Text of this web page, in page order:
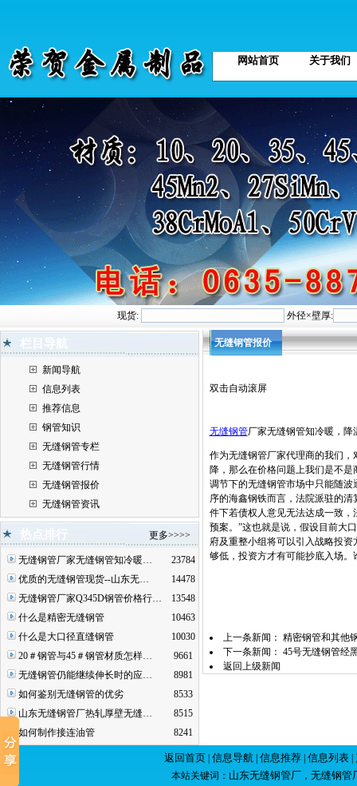
网站首页 关于我们
现货: 外径×壁厚:
栏目导航
新闻导航
信息列表
推荐信息
钢管知识
无缝钢管专栏
无缝钢管行情
无缝钢管报价
无缝钢管资讯
热点排行 更多>>>>
无缝钢管厂家无缝钢管知冷暖…
23784
优质的无缝钢管现货--山东无…
14478
无缝钢管厂家Q345D钢管价格行…
13548
什么是精密无缝钢管
10463
什么是大口径直缝钢管
10030
20＃钢管与45＃钢管材质怎样…
9661
无缝钢管仍能继续伸长时的应…
8981
如何鉴别无缝钢管的优劣
8533
山东无缝钢管厂热轧厚壁无缝…
8515
如何制作接连油管
8241
无缝钢管报价
双击自动滚屏
无缝钢管厂家无缝钢管知冷暖，降
作为无缝钢管厂家代理商的我们
降，那么在价格问题上我们是不
调节下的无缝钢管市场中只能随
序的海鑫钢铁而言，法院派驻的
件下若债权人意见无法达成一致
预案。”这也就是说，假设目前大
府及重整小组将可以引入战略投
够低，投资方才有可能抄底入场
上一条新闻： 精密钢管和其他
下一条新闻： 45号无缝钢管经
返回上级新闻
返回首页 信息导航| 信息推荐| 信息列表|
本站关键词： 山东无缝钢管厂 ， 无缝钢管